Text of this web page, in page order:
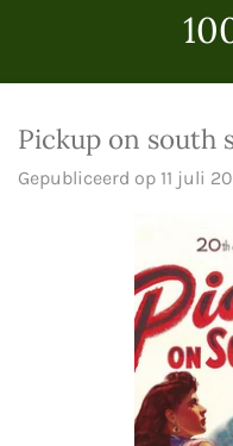
hoofdinhoud
Pickup on south
Gepubliceerd op 11 juli